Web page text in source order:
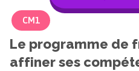
CM1
Le programme de
affiner ses